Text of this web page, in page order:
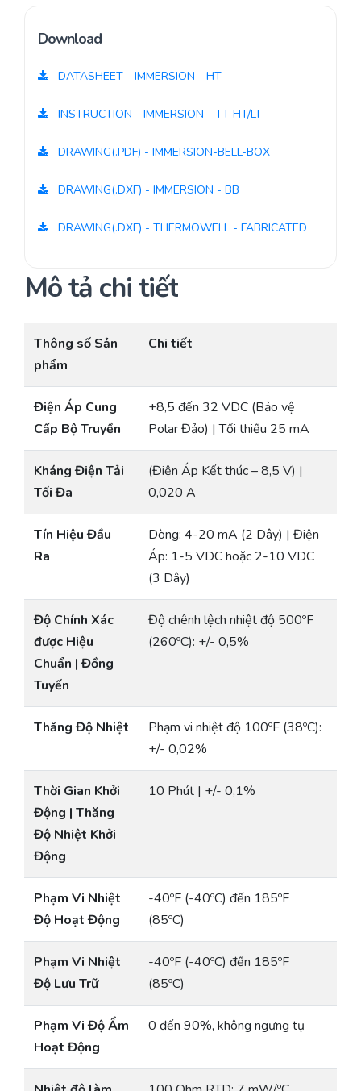
Download
DATASHEET - IMMERSION - HT
INSTRUCTION - IMMERSION - TT HT/LT
DRAWING(.PDF) - IMMERSION-BELL-BOX
DRAWING(.DXF) - IMMERSION - BB
DRAWING(.DXF) - THERMOWELL - FABRICATED
Mô tả chi tiết
Thông số Sản
phẩm
Chi tiết
Điện Áp Cung
Cấp Bộ Truyền
+8,5 đến 32 VDC (Bảo vệ
Polar Đảo) | Tối thiểu 25 mA
Kháng Điện Tải
Tối Đa
(Điện Áp Kết thúc – 8,5 V) |
0,020 A
Tín Hiệu Đầu
Ra
Dòng: 4-20 mA (2 Dây) | Điện
Áp: 1-5 VDC hoặc 2-10 VDC
(3 Dây)
Độ Chính Xác
được Hiệu
Chuẩn | Đồng
Tuyến
Độ chênh lệch nhiệt độ 500ºF
(260ºC): +/- 0,5%
Thăng Độ Nhiệt
Phạm vi nhiệt độ 100ºF (38ºC):
+/- 0,02%
Thời Gian Khởi
Động | Thăng
Độ Nhiệt Khởi
Động
10 Phút | +/- 0,1%
Phạm Vi Nhiệt
Độ Hoạt Động
-40ºF (-40ºC) đến 185ºF
(85ºC)
Phạm Vi Nhiệt
Độ Lưu Trữ
-40ºF (-40ºC) đến 185ºF
(85ºC)
Phạm Vi Độ Ẩm
Hoạt Động
0 đến 90%, không ngưng tụ